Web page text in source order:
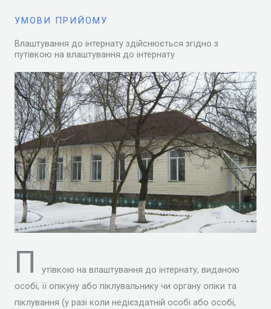
УМОВИ ПРИЙОМУ
Влаштування до інтернату здійснюється згідно з
путівкою на влаштування до інтернату
П
утівкою на влаштування до інтернату, виданою
особі, її опікуну або піклувальнику чи органу опіки та
піклування (у разі коли недієздатній особі або особі,